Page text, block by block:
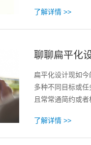
了解详情 >>
聊聊扁平化
扁平化设计现如
多种不同目标或
且常常通简约或
了解详情 >>